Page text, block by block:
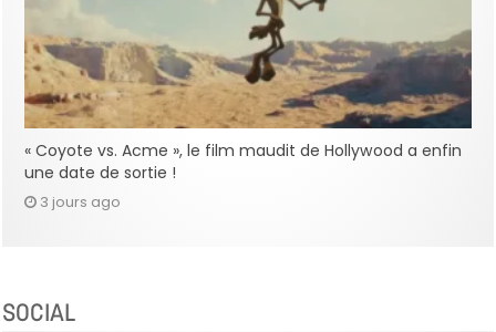
« Coyote vs. Acme », le film maudit de Hollywood a enfin
une date de sortie !
3 jours ago
SOCIAL